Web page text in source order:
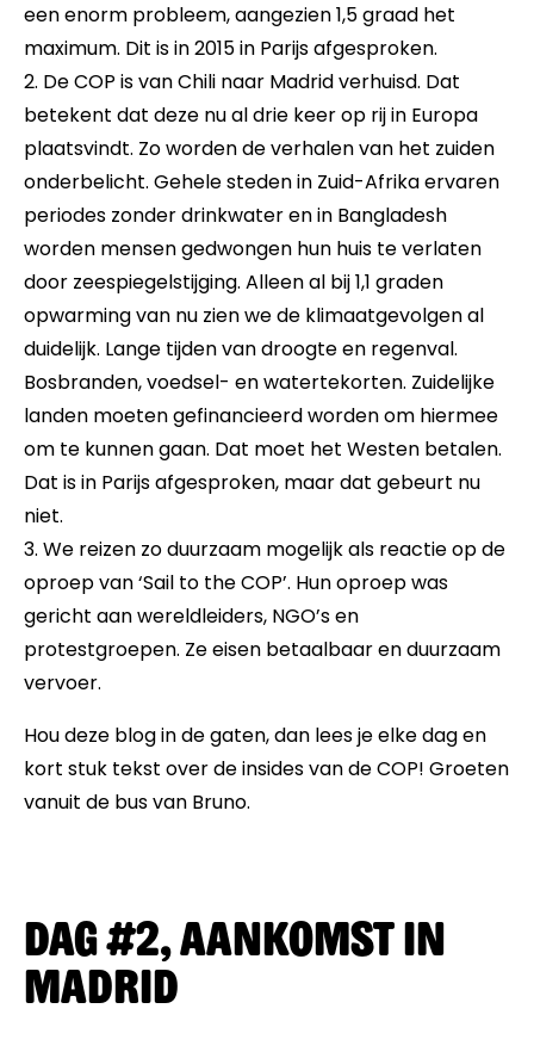
een enorm probleem, aangezien 1,5 graad het
maximum. Dit is in 2015 in Parijs afgesproken.
2. De COP is van Chili naar Madrid verhuisd. Dat
betekent dat deze nu al drie keer op rij in Europa
plaatsvindt. Zo worden de verhalen van het zuiden
onderbelicht. Gehele steden in Zuid-Afrika ervaren
periodes zonder drinkwater en in Bangladesh
worden mensen gedwongen hun huis te verlaten
door zeespiegelstijging. Alleen al bij 1,1 graden
opwarming van nu zien we de klimaatgevolgen al
duidelijk. Lange tijden van droogte en regenval.
Bosbranden, voedsel- en watertekorten. Zuidelijke
landen moeten gefinancieerd worden om hiermee
om te kunnen gaan. Dat moet het Westen betalen.
Dat is in Parijs afgesproken, maar dat gebeurt nu
niet.
3. We reizen zo duurzaam mogelijk als reactie op de
oproep van ‘Sail to the COP’. Hun oproep was
gericht aan wereldleiders, NGO’s en
protestgroepen. Ze eisen betaalbaar en duurzaam
vervoer.
Hou deze blog in de gaten, dan lees je elke dag en
kort stuk tekst over de insides van de COP! Groeten
vanuit de bus van Bruno.
Dag #2, Aankomst in
Madrid